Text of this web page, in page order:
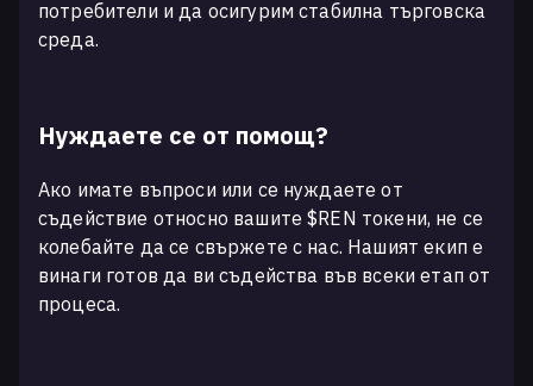
потребители и да осигурим стабилна търговска
среда.
Нуждаете се от помощ?
Ако имате въпроси или се нуждаете от
съдействие относно вашите $REN токени, не се
колебайте да се свържете с нас. Нашият екип е
винаги готов да ви съдейства във всеки етап от
процеса.